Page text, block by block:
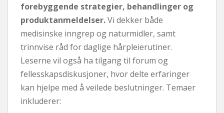
forebyggende strategier, behandlinger og
produktanmeldelser.Vi dekker både
medisinske inngrep og naturmidler, samt
trinnvise råd for daglige hårpleierutiner.
Leserne vil også ha tilgang til forum og
fellesskapsdiskusjoner, hvor delte erfaringer
kan hjelpe med å veilede beslutninger. Temaer
inkluderer: